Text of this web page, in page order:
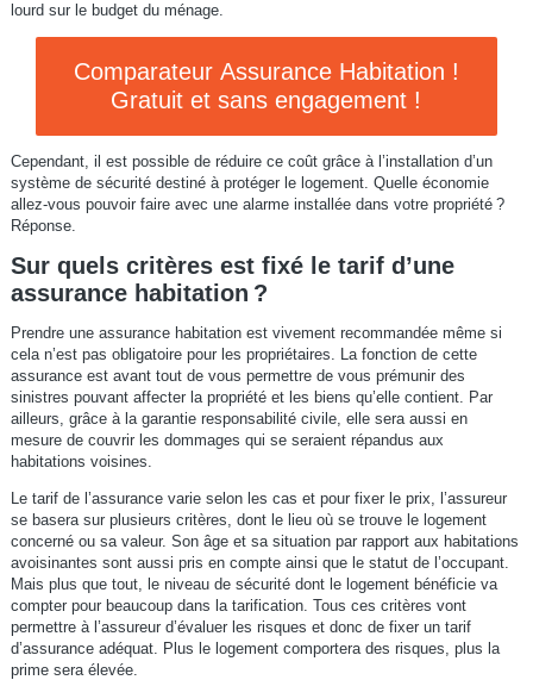
lourd sur le budget du ménage.
Comparateur Assurance Habitation !
Gratuit et sans engagement !
Cependant, il est possible de réduire ce coût grâce à l’installation d’un
système de sécurité destiné à protéger le logement. Quelle économie
allez-vous pouvoir faire avec une alarme installée dans votre propriété ?
Réponse.
Sur quels critères est fixé le tarif d’une
assurance habitation ?
Prendre une assurance habitation est vivement recommandée même si
cela n’est pas obligatoire pour les propriétaires. La fonction de cette
assurance est avant tout de vous permettre de vous prémunir des
sinistres pouvant affecter la propriété et les biens qu’elle contient. Par
ailleurs, grâce à la garantie responsabilité civile, elle sera aussi en
mesure de couvrir les dommages qui se seraient répandus aux
habitations voisines.
Le tarif de l’assurance varie selon les cas et pour fixer le prix, l’assureur
se basera sur plusieurs critères, dont le lieu où se trouve le logement
concerné ou sa valeur. Son âge et sa situation par rapport aux habitations
avoisinantes sont aussi pris en compte ainsi que le statut de l’occupant.
Mais plus que tout, le niveau de sécurité dont le logement bénéficie va
compter pour beaucoup dans la tarification. Tous ces critères vont
permettre à l’assureur d’évaluer les risques et donc de fixer un tarif
d’assurance adéquat. Plus le logement comportera des risques, plus la
prime sera élevée.